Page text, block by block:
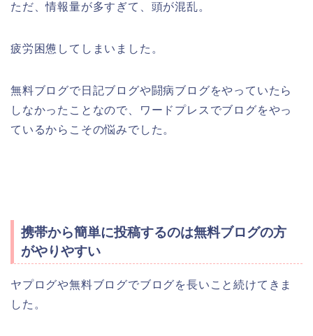
ただ、情報量が多すぎて、頭が混乱。
疲労困憊してしまいました。
無料ブログで日記ブログや闘病ブログをやっていたら
しなかったことなので、ワードプレスでブログをやっ
ているからこその悩みでした。
携帯から簡単に投稿するのは無料ブログの方
がやりやすい
ヤプログや無料ブログでブログを長いこと続けてきま
した。